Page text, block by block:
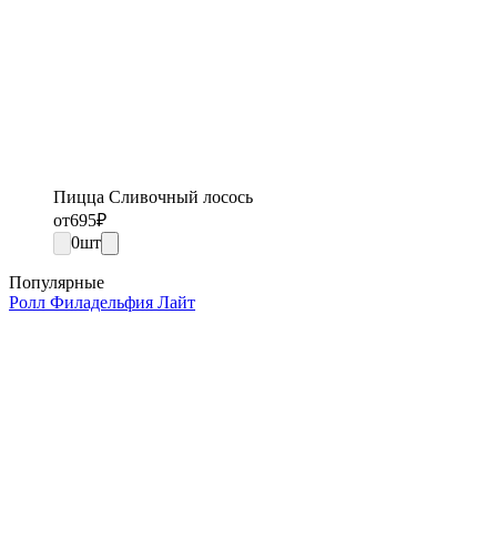
Пицца Сливочный лосось
от695₽
0шт
Популярные
Ролл Филадельфия Лайт